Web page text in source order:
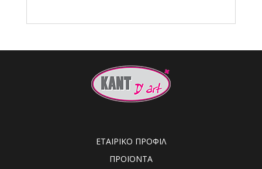
ΕΤΑΙΡΙΚΟ ΠΡΟΦΙΛ
ΠΡΟΪΟΝΤΑ